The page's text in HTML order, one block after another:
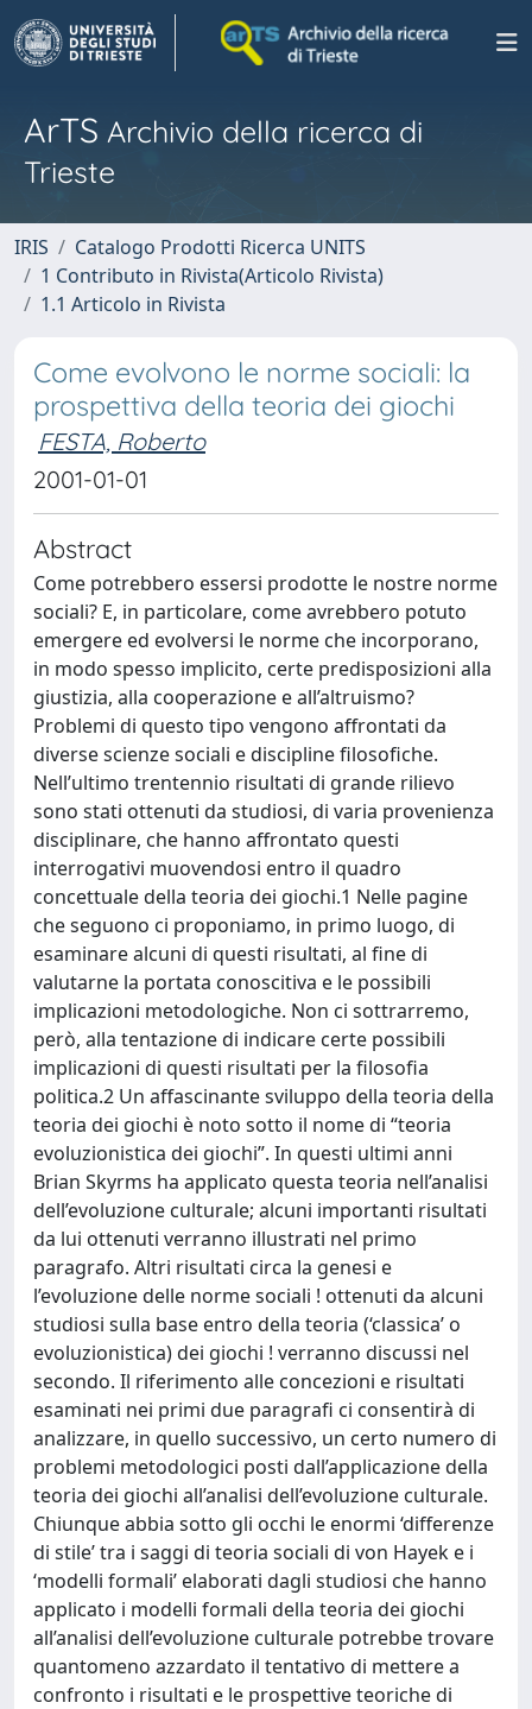
ArTS Archivio della ricerca di
Trieste
IRIS
Catalogo Prodotti Ricerca UNITS
1 Contributo in Rivista(Articolo Rivista)
1.1 Articolo in Rivista
Come evolvono le norme sociali: la
prospettiva della teoria dei giochi
FESTA, Roberto
2001-01-01
Abstract
Come potrebbero essersi prodotte le nostre norme
sociali? E, in particolare, come avrebbero potuto
emergere ed evolversi le norme che incorporano,
in modo spesso implicito, certe predisposizioni alla
giustizia, alla cooperazione e all’altruismo?
Problemi di questo tipo vengono affrontati da
diverse scienze sociali e discipline filosofiche.
Nell’ultimo trentennio risultati di grande rilievo
sono stati ottenuti da studiosi, di varia provenienza
disciplinare, che hanno affrontato questi
interrogativi muovendosi entro il quadro
concettuale della teoria dei giochi.1 Nelle pagine
che seguono ci proponiamo, in primo luogo, di
esaminare alcuni di questi risultati, al fine di
valutarne la portata conoscitiva e le possibili
implicazioni metodologiche. Non ci sottrarremo,
però, alla tentazione di indicare certe possibili
implicazioni di questi risultati per la filosofia
politica.2 Un affascinante sviluppo della teoria della
teoria dei giochi è noto sotto il nome di “teoria
evoluzionistica dei giochi”. In questi ultimi anni
Brian Skyrms ha applicato questa teoria nell’analisi
dell’evoluzione culturale; alcuni importanti risultati
da lui ottenuti verranno illustrati nel primo
paragrafo. Altri risultati circa la genesi e
l’evoluzione delle norme sociali ! ottenuti da alcuni
studiosi sulla base entro della teoria (‘classica’ o
evoluzionistica) dei giochi ! verranno discussi nel
secondo. Il riferimento alle concezioni e risultati
esaminati nei primi due paragrafi ci consentirà di
analizzare, in quello successivo, un certo numero di
problemi metodologici posti dall’applicazione della
teoria dei giochi all’analisi dell’evoluzione culturale.
Chiunque abbia sotto gli occhi le enormi ‘differenze
di stile’ tra i saggi di teoria sociali di von Hayek e i
‘modelli formali’ elaborati dagli studiosi che hanno
applicato i modelli formali della teoria dei giochi
all’analisi dell’evoluzione culturale potrebbe trovare
quantomeno azzardato il tentativo di mettere a
confronto i risultati e le prospettive teoriche di